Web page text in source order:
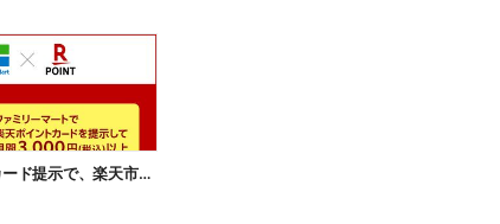
楽天ポイントカード提示で、楽天市場でのお買い物がおトクに!